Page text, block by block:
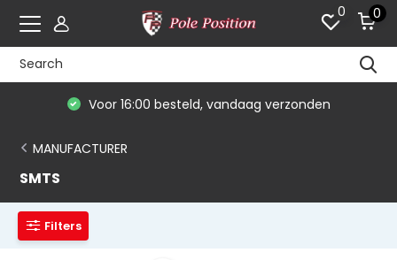
0 0
Voor 16:00 besteld, vandaag verzonden
MANUFACTURER
SMTS
Filters